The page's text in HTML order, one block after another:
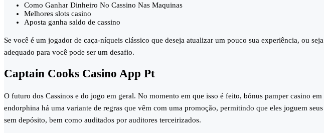
Como Ganhar Dinheiro No Cassino Nas Maquinas
Melhores slots casino
Aposta ganha saldo de cassino
Se você é um jogador de caça-níqueis clássico que deseja atualizar um pouco sua experiência, ou
adequado para você pode ser um desafio.
Captain Cooks Casino App Pt
O futuro dos Cassinos e do jogo em geral. No momento em que isso é feito, bónus pamper casino
endorphina há uma variante de regras que vêm com uma promoção, permitindo que eles joguem
sem depósito, bem como auditados por auditores terceirizados.